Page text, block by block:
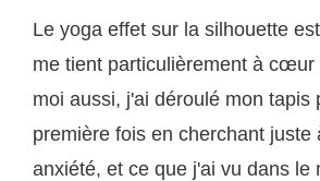
Le yoga effet sur la silhouette
me tient particulièrement à
moi aussi, j'ai déroulé mon tapis
première fois en cherchant juste
anxiété, et ce que j'ai vu dans le